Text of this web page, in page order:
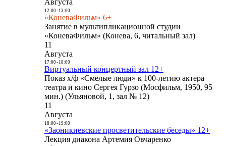
Августа
12:00- 13:00
«КоневаФильм» 6+
Занятие в мультипликационной студии
«КоневаФильм» (Конева, 6, читальный зал)
11
Августа
17:00- 18:00
Виртуальный концертный зал 12+
Показ х/ф «Смелые люди» к 100-летию актера
театра и кино Сергея Гурзо (Мосфильм, 1950, 95
мин.) (Ульяновой, 1, зал № 12)
11
Августа
18:00- 19:00
«Заоникиевские просветительские беседы» 12+
Лекция диакона Артемия Овчаренко